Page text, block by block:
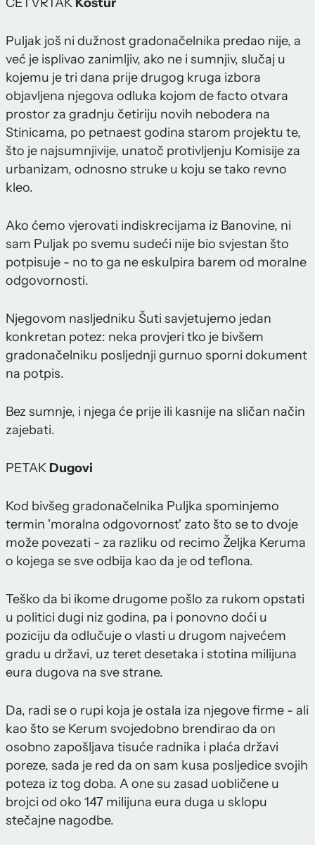
Puljak još ni dužnost gradonačelnika predao nije, a
već je isplivao zanimljiv, ako ne i sumnjiv, slučaj u
kojemu je tri dana prije drugog kruga izbora
objavljena njegova odluka kojom de facto otvara
prostor za gradnju četiriju novih nebodera na
Stinicama, po petnaest godina starom projektu te,
što je najsumnjivije, unatoč protivljenju Komisije za
urbanizam, odnosno struke u koju se tako revno
kleo.
Ako ćemo vjerovati indiskrecijama iz Banovine, ni
sam Puljak po svemu sudeći nije bio svjestan što
potpisuje - no to ga ne eskulpira barem od moralne
odgovornosti.
Njegovom nasljedniku Šuti savjetujemo jedan
konkretan potez: neka provjeri tko je bivšem
gradonačelniku posljednji gurnuo sporni dokument
na potpis.
Bez sumnje, i njega će prije ili kasnije na sličan način
zajebati.
PETAK Dugovi
Kod bivšeg gradonačelnika Puljka spominjemo
termin 'moralna odgovornost' zato što se to dvoje
može povezati - za razliku od recimo Željka Keruma
o kojega se sve odbija kao da je od teflona.
Teško da bi ikome drugome pošlo za rukom opstati
u politici dugi niz godina, pa i ponovno doći u
poziciju da odlučuje o vlasti u drugom najvećem
gradu u državi, uz teret desetaka i stotina milijuna
eura dugova na sve strane.
Da, radi se o rupi koja je ostala iza njegove firme - ali
kao što se Kerum svojedobno brendirao da on
osobno zapošljava tisuće radnika i plaća državi
poreze, sada je red da on sam kusa posljedice svojih
poteza iz tog doba. A one su zasad uobličene u
brojci od oko 147 milijuna eura duga u sklopu
stečajne nagodbe.